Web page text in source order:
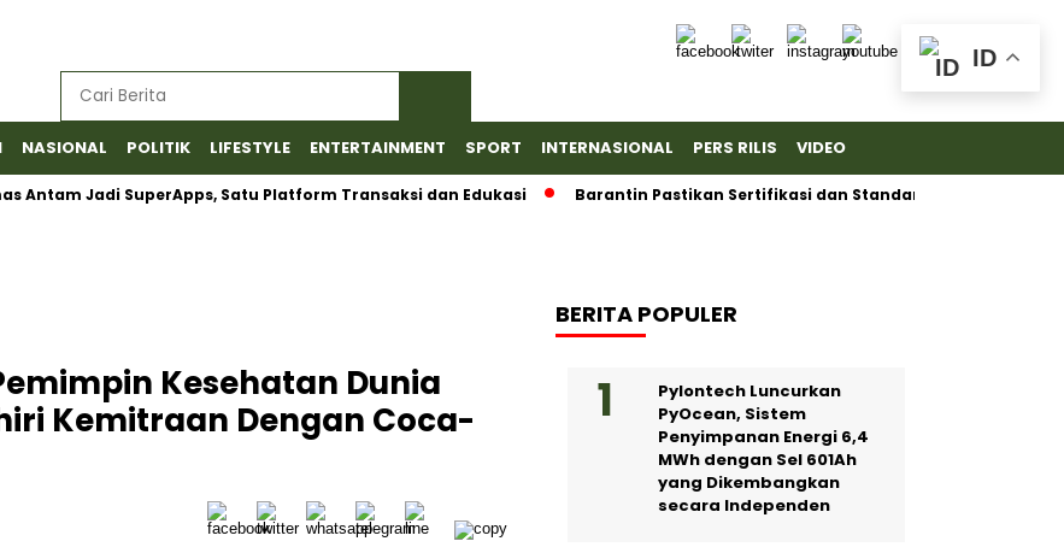
NASIONAL POLITIK LIFESTYLE ENTERTAINMENT SPORT INTERNASIONAL PERS RILIS VIDEO
Jadi SuperApps, Satu Platform Transaksi dan Edukasi Barantin Pastikan Sertifikasi dan Standar Ketat untuk Ekspor
Kesehatan Dunia
Kemitraan Dengan Coca-
BERITA POPULER
Pylontech Luncurkan
PyOcean, Sistem
Penyimpanan Energi 6,4
MWh dengan Sel 601Ah
yang Dikembangkan
secara Independen
ID